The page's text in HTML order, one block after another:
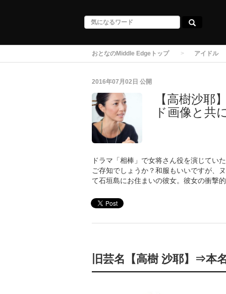
おとなのMiddle Edgeトップ アイドル
2016年07月02日 公開
【高樹沙耶
ド画像と共
ドラマ「相棒」で女将さん役を演じてい
ご存知でしょうか？和服もいいですが、
て石垣島にお住まいの彼女。彼女の衝撃
旧芸名【高樹 沙耶】⇒本